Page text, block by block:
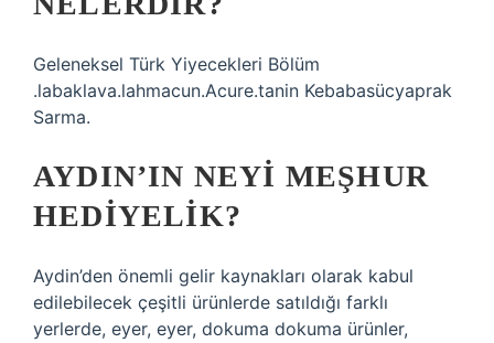
Geleneksel Türk Yiyecekleri Bölüm
.labaklava.lahmacun.Acure.tanin Kebabasücyaprak
Sarma.
AYDIN’IN NEYI MEŞHUR
HEDIYELIK?
Aydin’den önemli gelir kaynakları olarak kabul
edilebilecek çeşitli ürünlerde satıldığı farklı
yerlerde, eyer, eyer, dokuma dokuma ürünler,